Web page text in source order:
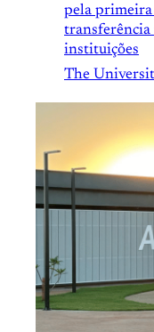
pela primeira
transferência
instituições
The